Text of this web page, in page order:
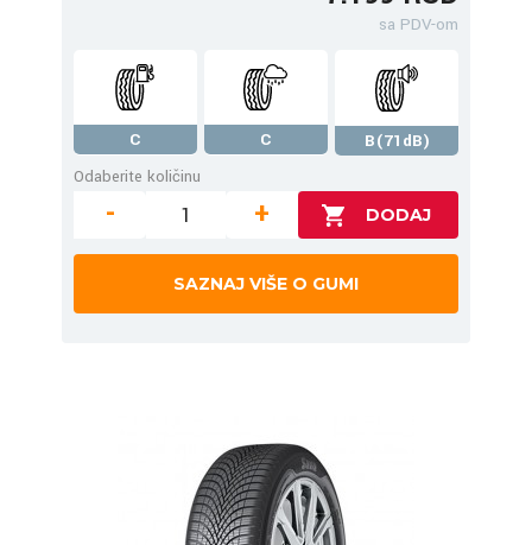
sa PDV-om
C C
B(71dB)
Odaberite količinu
- +
SAZNAJ VIŠE O GUMI